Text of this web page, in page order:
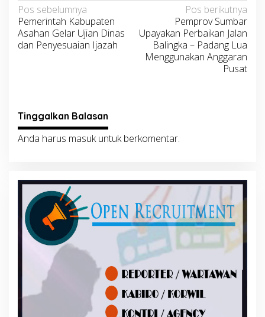
Navigasi
pos
Pos sebelumnya
Pemerintah Kabupaten
Asahan Gelar Ujian Dinas
dan Penyesuaian Ijazah
Pos berikutnya
Pemprov Sumbar
Upayakan Perbaikan Jalan
Balingka – Padang Lua
Menggunakan Anggaran
Pusat
Tinggalkan Balasan
Anda harus masukuntuk berkomentar.